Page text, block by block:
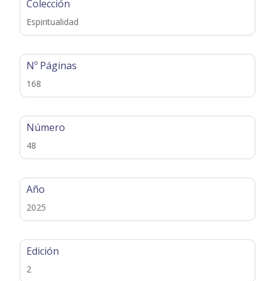
Colección
Espiritualidad
Nº Páginas
168
Número
48
Año
2025
Edición
2